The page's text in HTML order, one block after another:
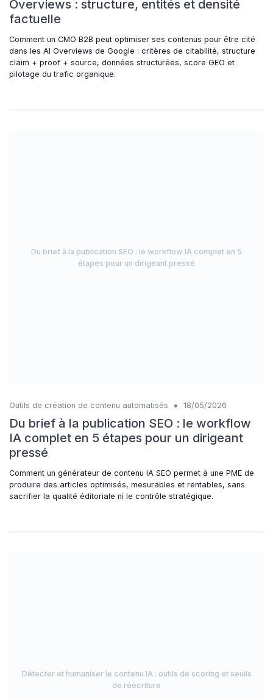
Overviews : structure, entités et densité
factuelle
Comment un CMO B2B peut optimiser ses contenus pour être cité
dans les AI Overviews de Google : critères de citabilité, structure
claim + proof + source, données structurées, score GEO et
pilotage du trafic organique.
Du brief à la publication SEO : le workflow IA complet en 5
étapes pour un dirigeant pressé
Outils de création de contenu automatisés • 18/05/2026
Du brief à la publication SEO : le workflow
IA complet en 5 étapes pour un dirigeant
pressé
Comment un générateur de contenu IA SEO permet à une PME de
produire des articles optimisés, mesurables et rentables, sans
sacrifier la qualité éditoriale ni le contrôle stratégique.
Détecter et humaniser le contenu IA : outils de scoring et seuils
de réécriture